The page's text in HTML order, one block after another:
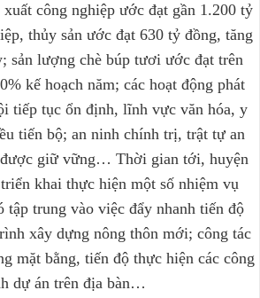
công nghiệp ước đạt gần 1.200 tỷ
thủy sản ước đạt 630 tỷ đồng, tăng
sản lượng chè búp tươi ước đạt trên
kế hoạch năm; các hoạt động phát
tiếp tục ổn định, lĩnh vực văn hóa, y
tiến bộ; an ninh chính trị, trật tự an
giữ vững… Thời gian tới, huyện
khai thực hiện một số nhiệm vụ
tập trung vào việc đẩy nhanh tiến độ
xây dựng nông thôn mới; công tác
mặt bằng, tiến độ thực hiện các công
dự án trên địa bàn…